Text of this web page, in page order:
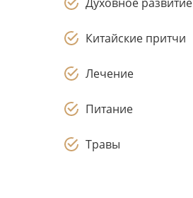
Китайские притчи
Лечение
Питание
Травы